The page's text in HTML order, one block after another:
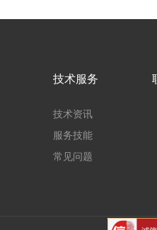
技术服务
技术资讯
服务技能
常见问题